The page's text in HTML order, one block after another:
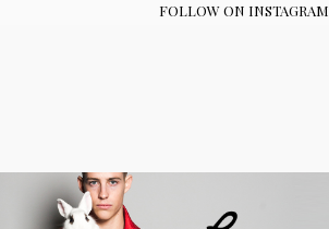
FOLLOW ON INSTAGRAM